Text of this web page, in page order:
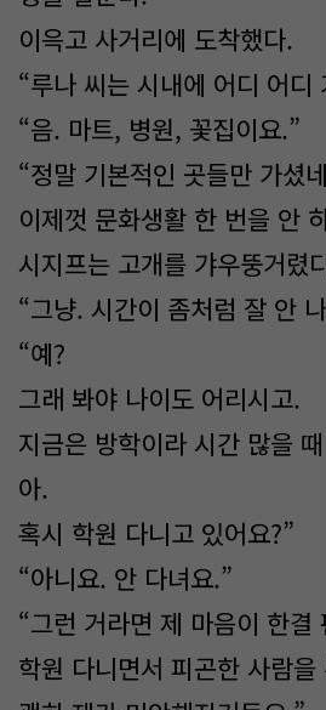
이윽고 사거리에 도착했다.
“루나 씨는 시내에 어디 어디
“음. 마트, 병원, 꽃집이요.”
“정말 기본적인 곳들만 가셨
이제껏 문화생활 한 번을 안
시지프는 고개를 갸우뚱거렸
“그냥. 시간이 좀처럼 잘 안
“예?
그래 봐야 나이도 어리시고.
지금은 방학이라 시간 많을
아.
혹시 학원 다니고 있어요?”
“아니요. 안 다녀요.”
“그런 거라면 제 마음이 한결
학원 다니면서 피곤한 사람